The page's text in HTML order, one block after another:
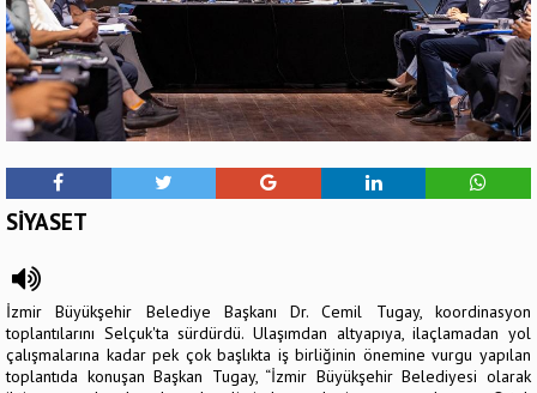
SİYASET
İzmir Büyükşehir Belediye Başkanı Dr. Cemil Tugay, koordinasyon
toplantılarını Selçuk'ta sürdürdü. Ulaşımdan altyapıya, ilaçlamadan yol
çalışmalarına kadar pek çok başlıkta iş birliğinin önemine vurgu yapılan
toplantıda konuşan Başkan Tugay, “İzmir Büyükşehir Belediyesi olarak